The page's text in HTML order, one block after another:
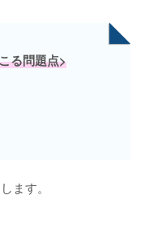
る問題点>
ます。